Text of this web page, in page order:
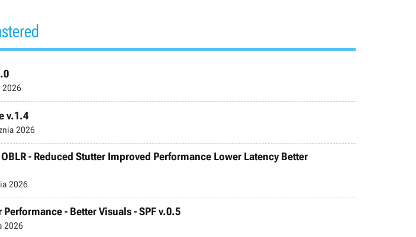
2026
v.1.4
2026
- Reduced Stutter Improved Performance Lower Latency Better
2026
- Better Visuals - SPF v.0.5
2026